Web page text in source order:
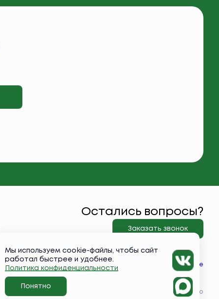
Остались вопросы?
Заказать звонок
Вконтакте
Мы используем cookie-файлы, чтобы сайт
работал быстрее и удобнее.
Политика конфиденциальности
Понятно